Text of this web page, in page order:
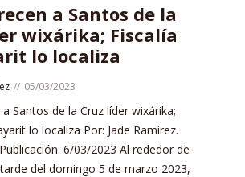
a Santos de la
wixárika; Fiscalía
lo localiza
05/03/2023
Santos de la Cruz líder wixárika;
lo localiza Por: Jade Ramírez.
6/03/2023 Al rededor de
del domingo 5 de marzo 2023,